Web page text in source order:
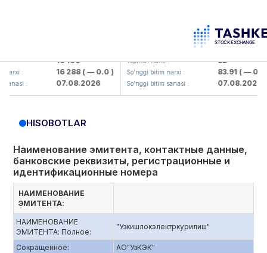
16 100
16 288 ( — 0.0 )
: 07.08.2026
KFSK (<Kafolat sug'urta
Yopilish narxi : 82
So'nggi bitim narxi : 83.91( — 0.0 )
So'nggi bitim sanasi : 07.08.2026
HISOBOTLAR
Наименование эмитента, контактные данные,
банковские реквизиты, регистрационные и
идентификационные номера
НАИМЕНОВАНИЕ
ЭМИТЕНТА:
НАИМЕНОВАНИЕ
ЭМИТЕНТА: Полное:
"Узкишлокэлектркурилиш"
Сокращенное:
АО"УзКЭК"